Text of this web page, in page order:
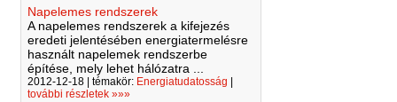
Napelemes rendszerek
A napelemes rendszerek a kifejezés
eredeti jelentésében energiatermelésre
használt napelemek rendszerbe
építése, mely lehet hálózatra ...
2012-12-18 | témakör: Energiatudatosság
további részletek »»»